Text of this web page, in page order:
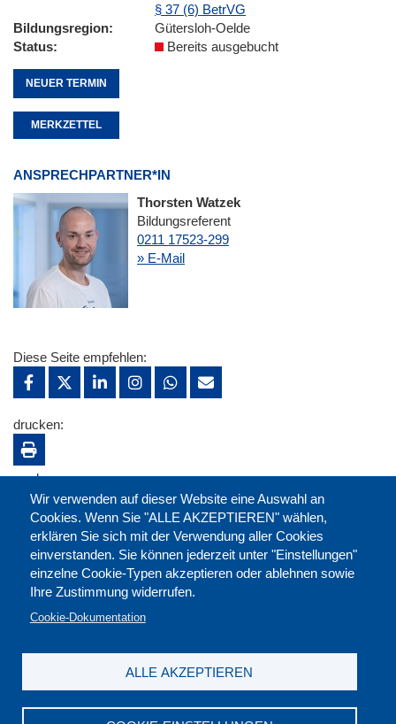
§ 37 (6) BetrVG
Bildungsregion
Gütersloh-Oelde
Status
Bereits ausgebucht
NEUER TERMIN
MERKZETTEL
ANSPRECHPARTNER*IN
Thorsten Watzek
Bildungsreferent
0211 17523-299
» E-Mail
Wir verwenden auf dieser Website eine Auswahl an
Cookies. Wenn Sie "ALLE AKZEPTIEREN" wählen,
erklären Sie sich mit der Verwendung aller Cookies
einverstanden. Sie können jederzeit unter "Einstellungen"
einzelne Cookie-Typen akzeptieren oder ablehnen sowie
Ihre Zustimmung widerrufen.
Cookie-Dokumentation
ALLE AKZEPTIEREN
Diese Seite empfehlen:
drucken:
merken: